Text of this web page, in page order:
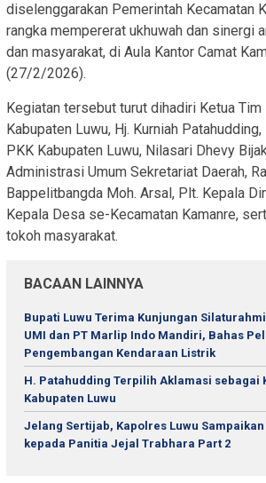
diselenggarakan Pemerintah Kecamatan
rangka mempererat ukhuwah dan sinergi
dan masyarakat, di Aula Kantor Camat
(27/2/2026).
Kegiatan tersebut turut dihadiri Ketua
Kabupaten Luwu, Hj. Kurniah
PKK Kabupaten Luwu, Nilasari Dhevy
Administrasi Umum Sekretariat Daerah,
Bappelitbangda Moh. Arsal, Plt. Kepala
Kepala Desa se-Kecamatan Kamanre,
tokoh masyarakat.
BACAAN LAINNYA
Bupati Luwu Terima Kunjungan
UMI dan PT Marlip Indo Mandiri, Bahas
Pengembangan Kendaraan Listrik
H. Patahudding Terpilih Aklamasi sebagai
Kabupaten Luwu
Jelang Sertijab, Kapolres Luwu
kepada Panitia Jejal Trabhara Part 2